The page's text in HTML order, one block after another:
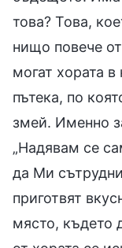
това? Това,
нищо повече
могат хората
пътека, по
змей. Именно
„Надявам се
да Ми
приготвят
място, където